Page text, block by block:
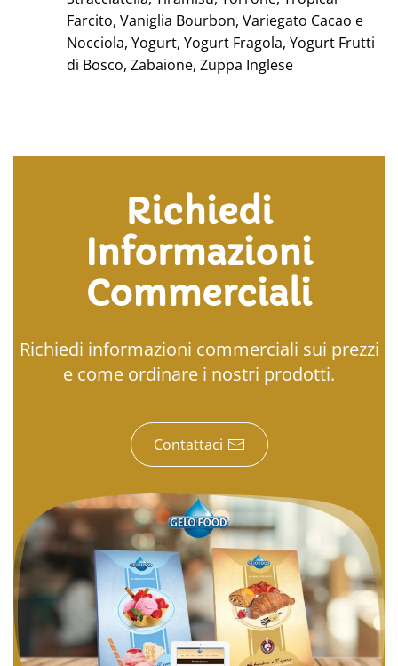
Farcito, Vaniglia Bourbon, Variegato Cacao e
Nocciola, Yogurt, Yogurt Fragola, Yogurt Frutti
di Bosco, Zabaione, Zuppa Inglese
Richiedi
Informazioni
Commerciali
Richiedi informazioni commerciali sui prezzi
e come ordinare i nostri prodotti.
Contattaci